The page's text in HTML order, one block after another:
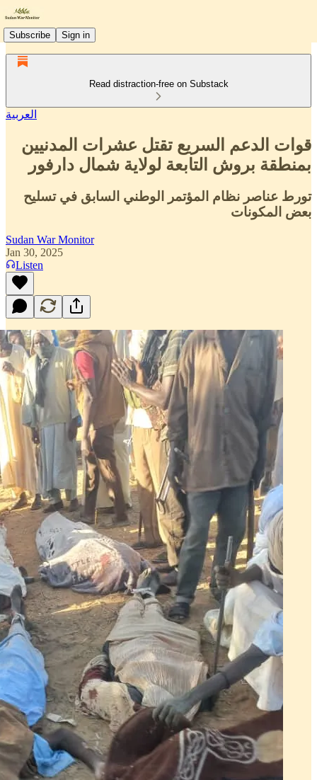
Subscribe Sign in
Read distraction-free on Substack
العربية
قوات الدعم السريع تقتل عشرات المدنيين
بمنطقة بروش التابعة لولاية شمال دارفور
تورط عناصر نظام المؤتمر الوطني السابق في تسليح
بعض المكونات
Sudan War Monitor
Jan 30, 2025
Listen